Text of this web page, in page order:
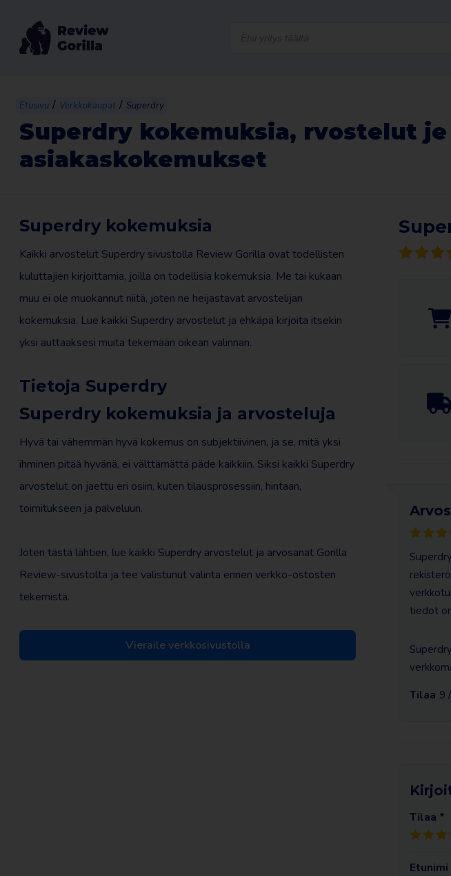
Etusivu / Verkkokaupat / Superdry
Superdry kokemuksia, rvostelut je
asiakaskokemukset
Superdry kokemuksia
Kaikki arvostelut Superdry sivustolla Review Gorilla ovat todellisten
kuluttajien kirjoittamia, joilla on todellisia kokemuksia. Me tai kukaan
muu ei ole muokannut niitä, joten ne heijastavat arvostelijan
kokemuksia. Lue kaikki Superdry arvostelut ja ehkäpä kirjoita itsekin
yksi auttaaksesi muita tekemään oikean valinnan.
Tietoja Superdry
Superdry kokemuksia ja arvosteluja
Hyvä tai vähemmän hyvä kokemus on subjektiivinen, ja se, mitä yksi
ihminen pitää hyvänä, ei välttämättä päde kaikkiin. Siksi kaikki Superdry
arvostelut on jaettu eri osiin, kuten tilausprosessiin, hintaan,
toimitukseen ja palveluun.
Joten tästä lähtien, lue kaikki Superdry arvostelut ja arvosanat Gorilla
Review-sivustolta ja tee valistunut valinta ennen verkko-ostosten
tekemistä.
Vieraile verkkosivustolla
tiedot
Tilaa 9
Tilaa *
Etunimi